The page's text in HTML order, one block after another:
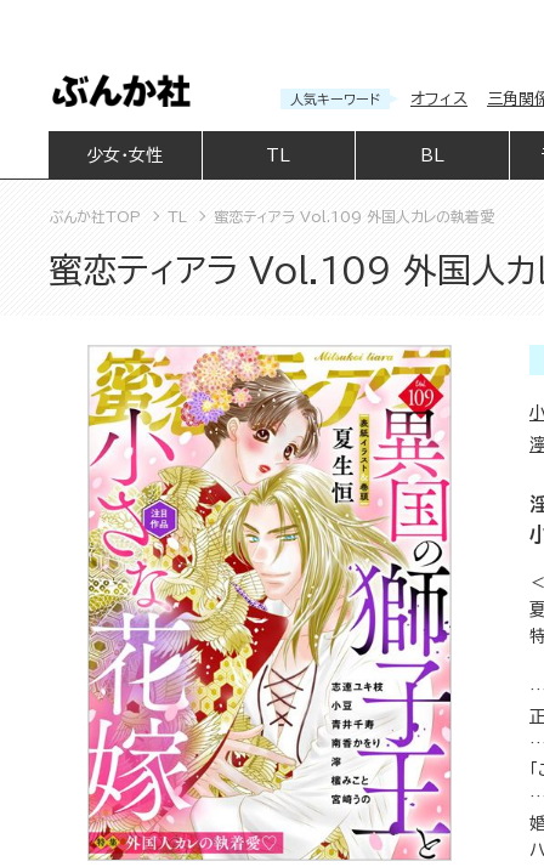
人気キーワード オフィス 三角関
少女・女性 BL
ぶんか社TOP TL 蜜恋ティアラ Vol.109 外国人カレの執着愛
蜜恋ティアラ Vol.109 外国人カ
…
…
…